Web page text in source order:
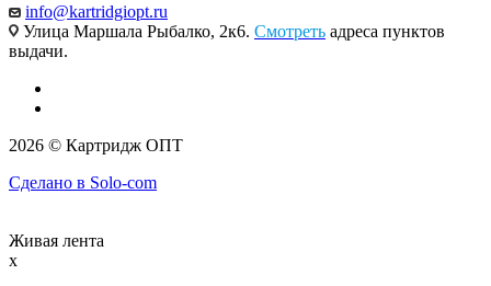
info@kartridgiopt.ru
Улица Маршала Рыбалко, 2к6. Смотреть адреса пунктов
выдачи.
2026 © Картридж ОПТ
Сделано в Solo-com
Живая лента
x